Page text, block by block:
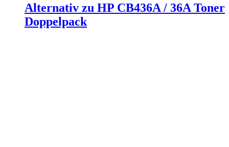
Alternativ zu HP CB436A / 36A Toner
Doppelpack